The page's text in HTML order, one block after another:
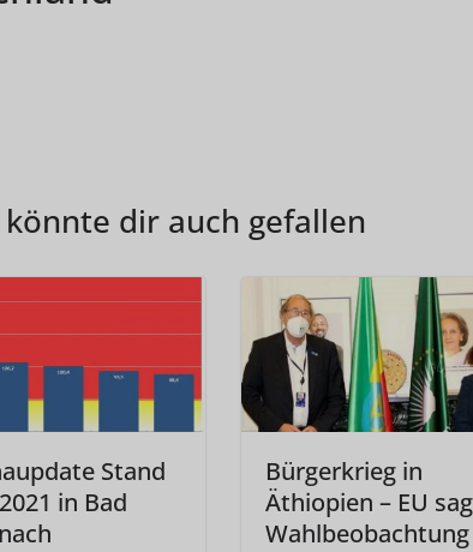
könnte dir auch gefallen
Stand
in Bad
Bürgerkrieg in
Äthiopien – EU